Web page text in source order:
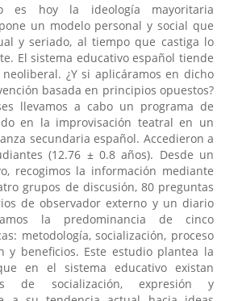
es hoy la ideología mayoritaria
un modelo personal y social que
y seriado, al tiempo que castiga lo
El sistema educativo español tiende
¿Y si aplicáramos en dicho
basada en principios opuestos?
llevamos a cabo un programa de
en la improvisación teatral en un
secundaria español. Accedieron a
(12.76 ± 0.8 años). Desde un
recogimos la información mediante
grupos de discusión, 80 preguntas
de observador externo y un diario
la predominancia de cinco
metodología, socialización, proceso
y beneficios. Este estudio plantea la
en el sistema educativo existan
de socialización, expresión y